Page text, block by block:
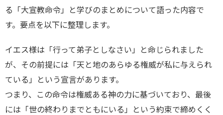
る「大宣教命令」と学びのまとめについて語った内容で
す。要点を以下に整理します。
イエス様は「行って弟子としなさい」と命じられました
が、その前提には「天と地のあらゆる権威が私に与えられ
ている」という宣言があります。
つまり、この命令は権威ある神の力に基づいており、最後
には「世の終わりまでともにいる」という約束で締めくく